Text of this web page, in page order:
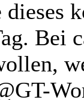
Bei